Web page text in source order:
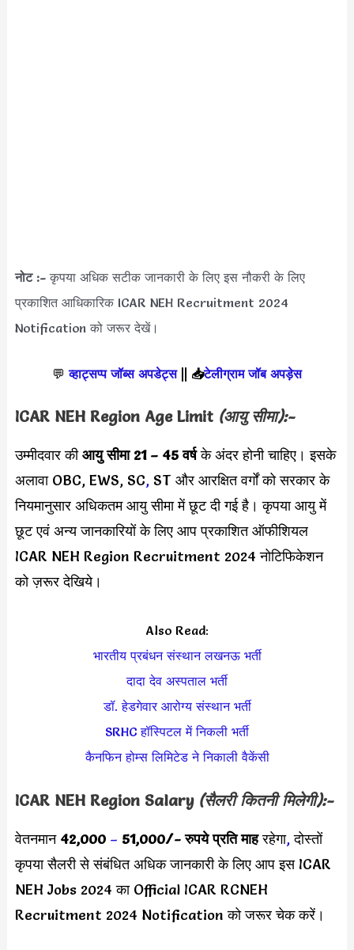
नोट :-कृपया अधिक सटीक जानकारी के लिए इस नौकरी के लिए
प्रकाशित आधिकारिक ICAR NEH Recruitment 2024
Notification को जरूर देखें।
💬 व्हाट्सप्प जॉब्स अपडेट्स|| 📥टेलीग्राम जॉब अपड़ेस
ICAR NEH Region Age Limit (आयु सीमा):-
उम्मीदवार कीआयु सीमा 21 – 45 वर्षके अंदर होनी चाहिए। इसके
अलावा OBC, EWS, SC, ST और आरक्षित वर्गों को सरकार के
नियमानुसार अधिकतम आयु सीमा में छूट दी गई है। कृपया आयु में
छूट एवं अन्य जानकारियों के लिए आप प्रकाशित ऑफीशियल
ICAR NEH Region Recruitment 2024 नोटिफिकेशन
को ज़रूर देखिये।
Also Read:
भारतीय प्रबंधन संस्थान लखनऊ भर्ती
दादा देव अस्पताल भर्ती
डॉ. हेडगेवार आरोग्य संस्थान भर्ती
SRHC हॉस्पिटल में निकली भर्ती
कैनफिन होम्स लिमिटेड ने निकाली वैकेंसी
ICAR NEH Region Salary (सैलरी कितनी मिलेगी):-
वेतनमान 42,000 – 51,000/-रुपये प्रति माहरहेगा,दोस्तों
कृपया सैलरी से संबंधित अधिक जानकारी के लिए आप इस ICAR
NEH Jobs 2024 का Official ICAR RCNEH
Recruitment 2024 Notification को जरूर चेक करें।